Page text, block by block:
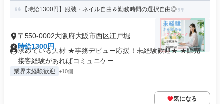
【時給1300円】服装・ネイル自由＆勤務時間の選択自由◎
〒550-0002大阪府大阪市西区江戸堀
時給1300円
求めている人材 ★事務デビュー応援！未経験歓迎★ ★販売・
接客経験があればコミュニケー...
業界未経験歓迎 +10個
気になる